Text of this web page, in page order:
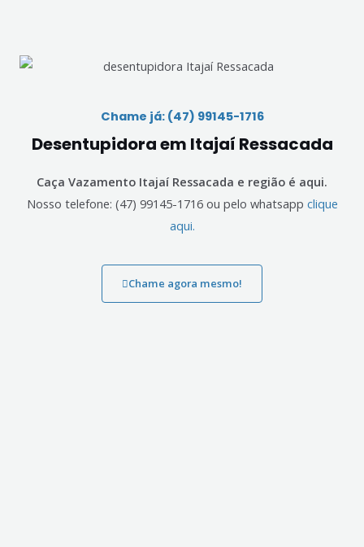
Chame já: (47) 99145-1716
Desentupidora em Itajaí Ressacada
Caça Vazamento Itajaí Ressacada e região é aqui.
Nosso telefone: (47) 99145-1716 ou pelo whatsapp clique
aqui.
Chame agora mesmo!